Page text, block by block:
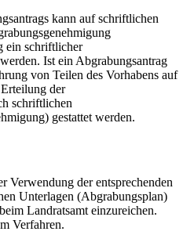
kann auf schriftlichen
ein schriftlicher
Ist ein Abgrabungsantrag
von Teilen des Vorhabens auf
der
schriftlichen
gestattet werden.
Verwendung der entsprechenden
Unterlagen (Abgrabungsplan)
Landratsamt einzureichen.
Verfahren.